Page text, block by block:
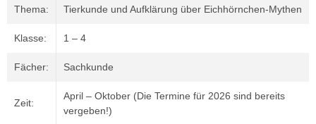
Thema: Tierkunde und Aufklärung über Eichhörnchen-Mythen
Klasse: 1 – 4
Fächer: Sachkunde
Zeit:
April – Oktober (Die Termine für 2026 sind bereits
vergeben!)